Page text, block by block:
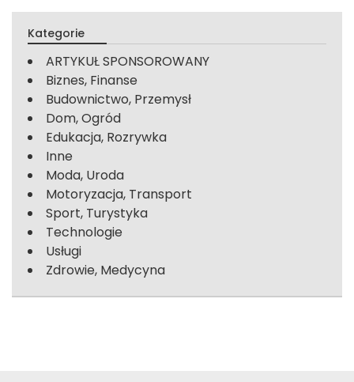
Kategorie
ARTYKUŁ SPONSOROWANY
Biznes, Finanse
Budownictwo, Przemysł
Dom, Ogród
Edukacja, Rozrywka
Inne
Moda, Uroda
Motoryzacja, Transport
Sport, Turystyka
Technologie
Usługi
Zdrowie, Medycyna